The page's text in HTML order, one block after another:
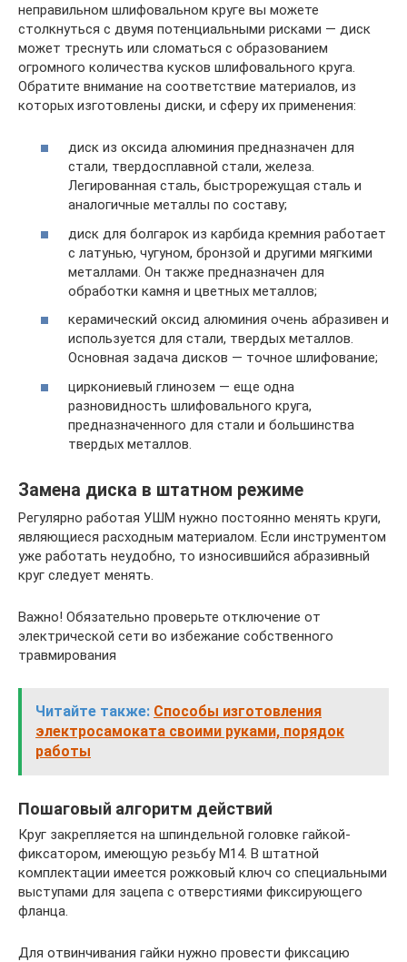
неправильном шлифовальном круге вы можете
столкнуться с двумя потенциальными рисками — диск
может треснуть или сломаться с образованием
огромного количества кусков шлифовального круга.
Обратите внимание на соответствие материалов, из
которых изготовлены диски, и сферу их применения:
диск из оксида алюминия предназначен для
стали, твердосплавной стали, железа.
Легированная сталь, быстрорежущая сталь и
аналогичные металлы по составу;
диск для болгарок из карбида кремния работает
с латунью, чугуном, бронзой и другими мягкими
металлами. Он также предназначен для
обработки камня и цветных металлов;
керамический оксид алюминия очень абразивен и
используется для стали, твердых металлов.
Основная задача дисков — точное шлифование;
циркониевый глинозем — еще одна
разновидность шлифовального круга,
предназначенного для стали и большинства
твердых металлов.
Замена диска в штатном режиме
Регулярно работая УШМ нужно постоянно менять круги,
являющиеся расходным материалом. Если инструментом
уже работать неудобно, то износившийся абразивный
круг следует менять.
Важно! Обязательно проверьте отключение от
электрической сети во избежание собственного
травмирования
Читайте также: Способы изготовления
электросамоката своими руками, порядок
работы
Пошаговый алгоритм действий
Круг закрепляется на шпиндельной головке гайкой-
фиксатором, имеющую резьбу М14. В штатной
комплектации имеется рожковый ключ со специальными
выступами для зацепа с отверстиями фиксирующего
фланца.
Для отвинчивания гайки нужно провести фиксацию